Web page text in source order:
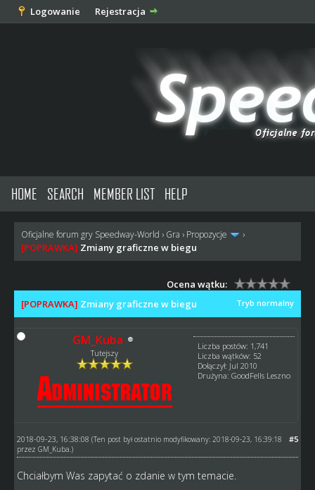
Logowanie Rejestracja
HOME SEARCH MEMBER LIST HELP
Oficjalne forum gry Speedway-World › Gra › Propozycje ›
[POPRAWKA] Zmiany graficzne w biegu
Ocena wątku:
Tryb normalny
[POPRAWKA] Zmiany graficzne w biegu
GM_Kuba
Tutejszy
Liczba postów: 1,741
Liczba wątków: 52
Dołączył: Jul 2010
Drużyna: GoodFells Leszno
#5
2018-09-23, 16:38:08 (Ten post był ostatnio modyfikowany: 2018-09-23, 16:39:18
przez GM_Kuba .)
Chciałbym Was zapytać o zdanie w tym temacie.